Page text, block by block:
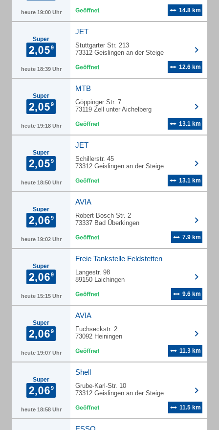
heute 19:00 Uhr 14.8 km
Super
heute 18:39 Uhr
JET
Stuttgarter Str. 213
73312 Geislingen an der Steige
12.6 km
Super
heute 19:18 Uhr
MTB
Göppinger Str. 7
73119 Zell unter Aichelberg
13.1 km
Super
heute 18:50 Uhr
JET
Schillerstr. 45
73312 Geislingen an der Steige
13.1 km
Super
heute 19:02 Uhr
AVIA
Robert-Bosch-Str. 2
73337 Bad Überkingen
7.9 km
Super
heute 15:15 Uhr
Freie Tankstelle Feldstetten
Langestr. 98
89150 Laichingen
9.6 km
Super
heute 19:07 Uhr
AVIA
Fuchseckstr. 2
73092 Heiningen
11.3 km
Super
heute 18:58 Uhr
Shell
Grube-Karl-Str. 10
73312 Geislingen an der Steige
11.5 km